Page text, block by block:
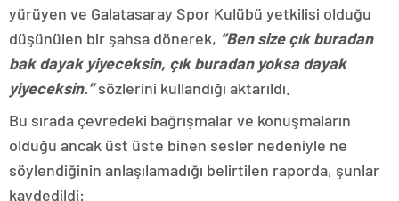
yürüyen ve Galatasaray Spor Kulübü yetkilisi olduğu
düşünülen bir şahsa dönerek, “Ben size çık buradan
bak dayak yiyeceksin, çık buradan yoksa dayak
yiyeceksin.”sözlerini kullandığı aktarıldı.
Bu sırada çevredeki bağrışmalar ve konuşmaların
olduğu ancak üst üste binen sesler nedeniyle ne
söylendiğinin anlaşılamadığı belirtilen raporda, şunlar
kaydedildi: